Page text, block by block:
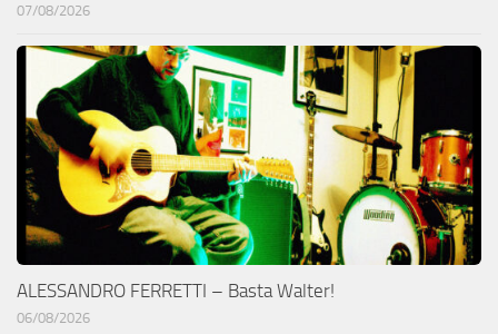
07/08/2026
ALESSANDRO FERRETTI – Basta Walter!
06/08/2026